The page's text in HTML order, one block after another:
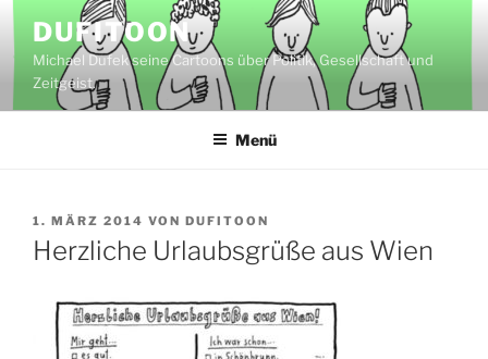
Inhalt
springen
DUFITOON
Michael Dufek seine Cartoons über Politik, Gesellschaft und
Zeitgeist.
Menü
VERÖFFENTLICHT
AM
1. MÄRZ 2014 VON DUFITOON
Herzliche Urlaubsgrüße aus Wien